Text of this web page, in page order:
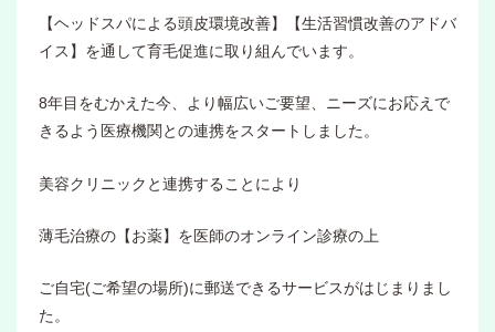
【ヘッドスパによる頭皮環境改善】【生活習慣改善のアドバ
イス】を通して育毛促進に取り組んでいます。
8年目をむかえた今、より幅広いご要望、ニーズにお応えで
きるよう医療機関との連携をスタートしました。
美容クリニックと連携することにより
薄毛治療の【お薬】を医師のオンライン診療の上
ご自宅(ご希望の場所)に郵送できるサービスがはじまりまし
た。